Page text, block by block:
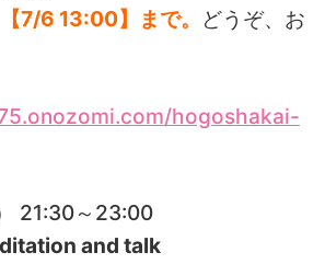
7/6 13:00】まで。
どうぞ、お
hogoshakai-
21:30～23:00
and talk